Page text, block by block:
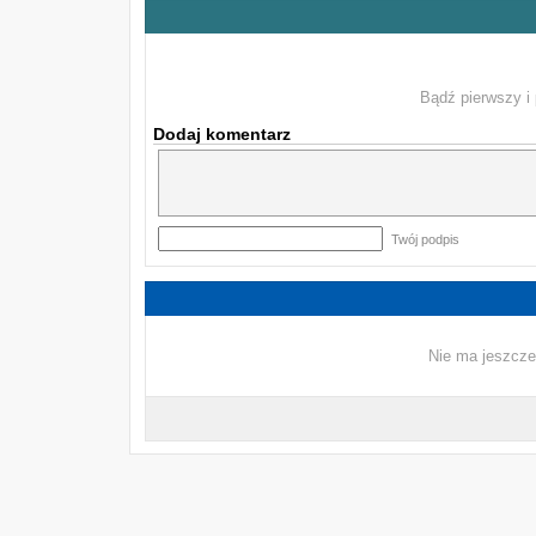
Bądź pierwszy i
Dodaj komentarz
Twój podpis
Nie ma